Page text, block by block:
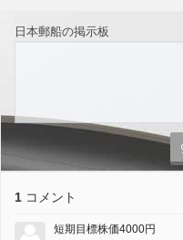
日本郵船の掲示板
1 コメント
短期目標株価4000円